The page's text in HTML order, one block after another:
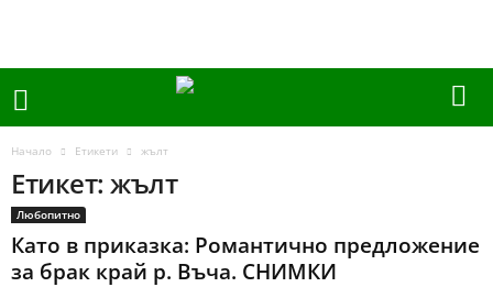
Начало Етикети жълт
Етикет: жълт
Любопитно
Като в приказка: Романтично предложение
за брак край р. Въча. СНИМКИ